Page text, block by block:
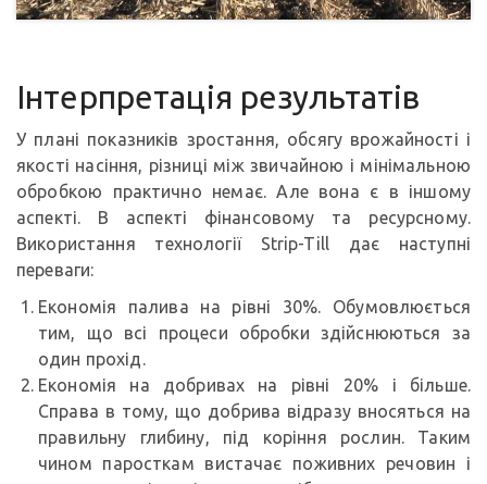
Інтерпретація результатів
У плані показників зростання, обсягу врожайності і
якості насіння, різниці між звичайною і мінімальною
обробкою практично немає. Але вона є в іншому
аспекті. В аспекті фінансовому та ресурсному.
Використання технології Strip-Till дає наступні
переваги:
Економія палива на рівні 30%. Обумовлюється
тим, що всі процеси обробки здійснюються за
один прохід.
Економія на добривах на рівні 20% і більше.
Справа в тому, що добрива відразу вносяться на
правильну глибину, під коріння рослин. Таким
чином паросткам вистачає поживних речовин і